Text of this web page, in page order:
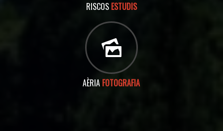
RISCOS ESTUDIS
AÈRIA FOTOGRAFIA